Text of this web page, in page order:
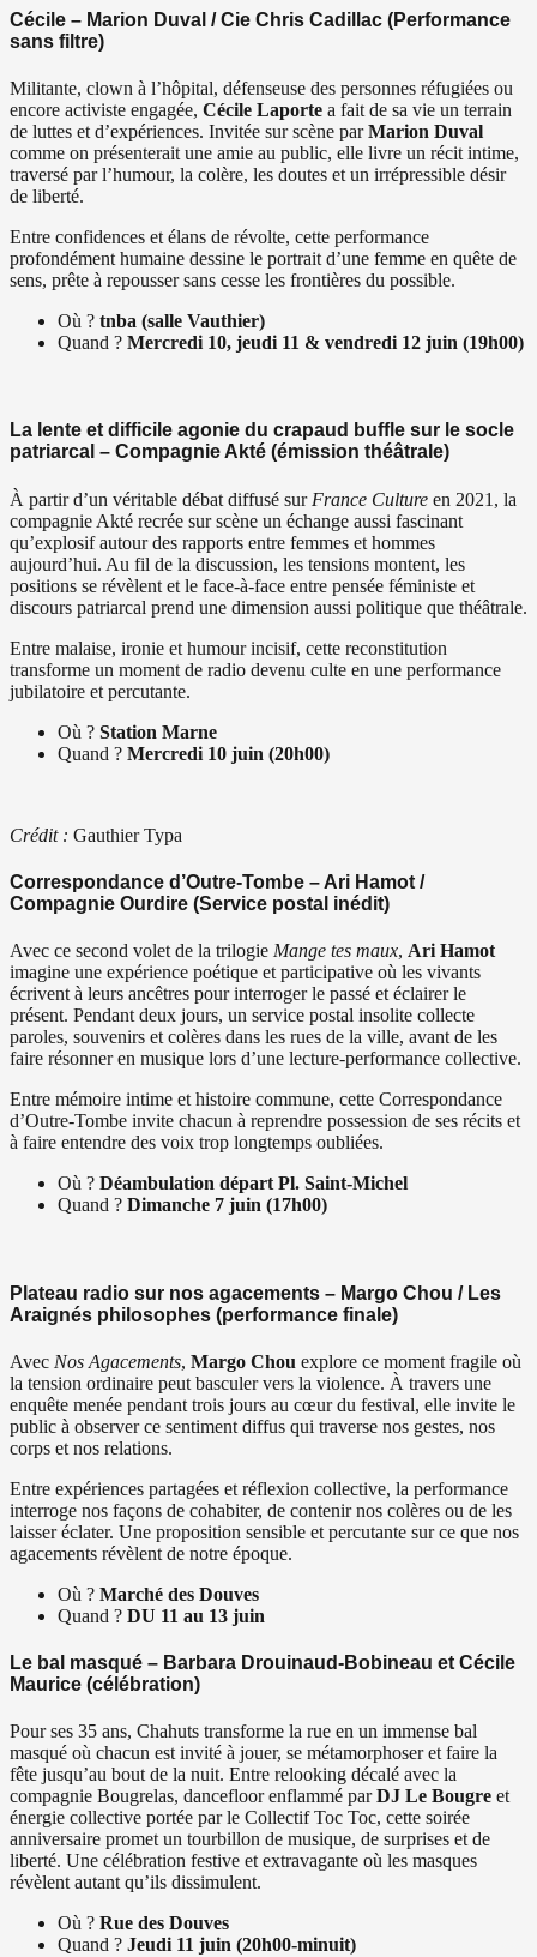
Cécile – Marion Duval / Cie Chris Cadillac (Performance
sans filtre)
Militante, clown à l’hôpital, défenseuse des personnes réfugiées ou
encore activiste engagée, Cécile Laporte a fait de sa vie un terrain
de luttes et d’expériences. Invitée sur scène parMarion Duval
comme on présenterait une amie au public, elle livre un récit intime,
traversé par l’humour, la colère, les doutes et un irrépressible désir
de liberté.
Entre confidences et élans de révolte, cette performance
profondément humaine dessine le portrait d’une femme en quête de
sens, prête à repousser sans cesse les frontières du possible.
Où ? tnba (salle Vauthier)
Quand ? Mercredi 10, jeudi 11 & vendredi 12 juin (19h00)
La lente et difficile agonie du crapaud buffle sur le socle
patriarcal – Compagnie Akté (émission théâtrale)
À partir d’un véritable débat diffusé sur France Culture en 2021, la
compagnie Akté recrée sur scène un échange aussi fascinant
qu’explosif autour des rapports entre femmes et hommes
aujourd’hui. Au fil de la discussion, les tensions montent, les
positions se révèlent et le face-à-face entre pensée féministe et
discours patriarcal prend une dimension aussi politique que théâtrale.
Entre malaise, ironie et humour incisif, cette reconstitution
transforme un moment de radio devenu culte en une performance
jubilatoire et percutante.
Où ? Station Marne
Quand ? Mercredi 10 juin (20h00)
Crédit : Gauthier Typa
Correspondance d’Outre-Tombe – Ari Hamot /
Compagnie Ourdire (Service postal inédit)
Avec ce second volet de la trilogie Mange tes maux, Ari Hamot
imagine une expérience poétique et participative où les vivants
écrivent à leurs ancêtres pour interroger le passé et éclairer le
présent. Pendant deux jours, un service postal insolite collecte
paroles, souvenirs et colères dans les rues de la ville, avant de les
faire résonner en musique lors d’une lecture-performance collective.
Entre mémoire intime et histoire commune, cette Correspondance
d’Outre-Tombe invite chacun à reprendre possession de ses récits et
à faire entendre des voix trop longtemps oubliées.
Où ? Déambulation départ Pl. Saint-Michel
Quand ? Dimanche 7 juin (17h00)
Plateau radio sur nos agacements – Margo Chou / Les
Araignés philosophes (performance finale)
Avec Nos Agacements, Margo Chou explore ce moment fragile où
la tension ordinaire peut basculer vers la violence. À travers une
enquête menée pendant trois jours au cœur du festival, elle invite le
public à observer ce sentiment diffus qui traverse nos gestes, nos
corps et nos relations.
Entre expériences partagées et réflexion collective, la performance
interroge nos façons de cohabiter, de contenir nos colères ou de les
laisser éclater. Une proposition sensible et percutante sur ce que nos
agacements révèlent de notre époque.
Où ? Marché des Douves
Quand ? DU 11 au 13 juin
Le bal masqué – Barbara Drouinaud-Bobineau et Cécile
Maurice (célébration)
Pour ses 35 ans, Chahuts transforme la rue en un immense bal
masqué où chacun est invité à jouer, se métamorphoser et faire la
fête jusqu’au bout de la nuit. Entre relooking décalé avec la
compagnie Bougrelas, dancefloor enflammé parDJ Le Bougre et
énergie collective portée par le Collectif Toc Toc, cette soirée
anniversaire promet un tourbillon de musique, de surprises et de
liberté. Une célébration festive et extravagante où les masques
révèlent autant qu’ils dissimulent.
Où ? Rue des Douves
Quand ? Jeudi 11 juin (20h00-minuit)